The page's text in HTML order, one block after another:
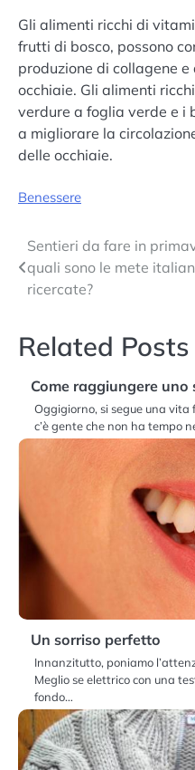
Gli alimenti ricchi di
frutti di bosco, possono
produzione di collagene
occhiaie. Gli alimenti
verdure a foglia verde e i
a migliorare la
delle occhiaie.
Benessere
Navigazione
articoli
Sentieri da fare in
quali sono le mete
ricercate?
Related Posts
Come raggiungere
Oggigiorno, si segue una vita
c’è gente che non ha tempo
Un sorriso perfetto
Innanzitutto, poniamo
Meglio se elettrico con una
fondo…